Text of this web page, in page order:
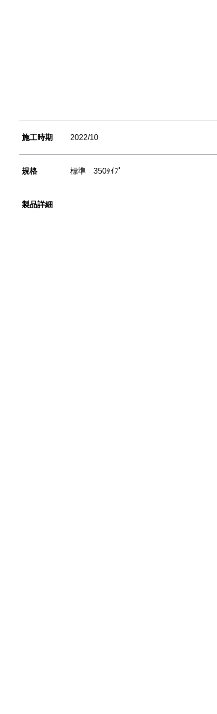
施工時期 2022/10
規格 標準 350ﾀｲﾌﾟ
製品詳細